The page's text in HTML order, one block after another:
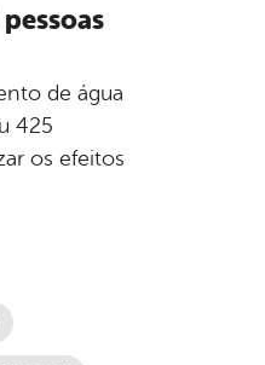
de água
425
os efeitos